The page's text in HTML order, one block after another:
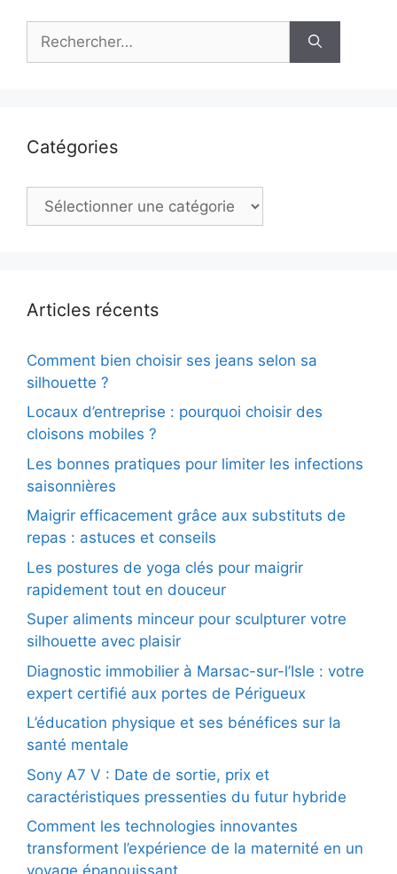
Catégories
Catégories
Articles récents
Comment bien choisir ses jeans selon sa
silhouette ?
Locaux d’entreprise : pourquoi choisir des
cloisons mobiles ?
Les bonnes pratiques pour limiter les infections
saisonnières
Maigrir efficacement grâce aux substituts de
repas : astuces et conseils
Les postures de yoga clés pour maigrir
rapidement tout en douceur
Super aliments minceur pour sculpturer votre
silhouette avec plaisir
Diagnostic immobilier à Marsac-sur-l’Isle : votre
expert certifié aux portes de Périgueux
L’éducation physique et ses bénéfices sur la
santé mentale
Sony A7 V : Date de sortie, prix et
caractéristiques pressenties du futur hybride
Comment les technologies innovantes
transforment l’expérience de la maternité en un